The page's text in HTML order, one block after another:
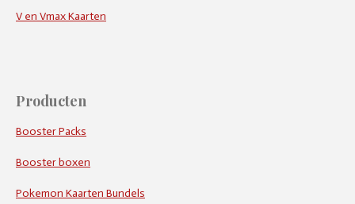
V en Vmax Kaarten
Producten
Booster Packs
Booster boxen
Pokemon Kaarten Bundels